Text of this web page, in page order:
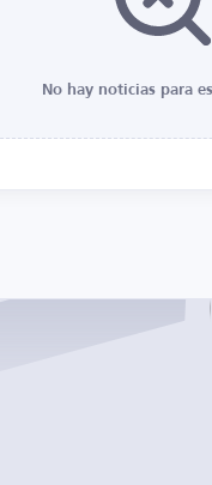
No hay noticias para